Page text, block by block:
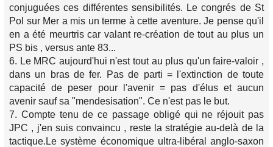
conjuguées ces différentes sensibilités. Le congrés de St
Pol sur Mer a mis un terme à cette aventure. Je pense qu'il
en a été meurtris car valant re-création de tout au plus un
PS bis , versus ante 83...
6. Le MRC aujourd'hui n'est tout au plus qu'un faire-valoir ,
dans un bras de fer. Pas de parti = l'extinction de toute
capacité de peser pour l'avenir = pas d'élus et aucun
avenir sauf sa "mendesisation". Ce n'est pas le but.
7. Compte tenu de ce passage obligé qui ne réjouit pas
JPC , j'en suis convaincu , reste la stratégie au-delà de la
tactique.Le système économique ultra-libéral anglo-saxon